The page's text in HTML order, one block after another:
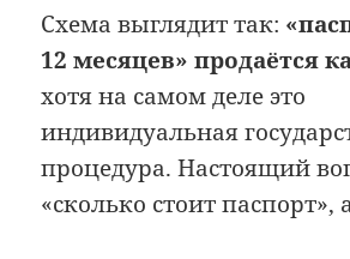
Схема выглядит так:
12 месяцев» продаётся
хотя на самом деле это
индивидуальная
процедура. Настоящий
«сколько стоит паспорт»,